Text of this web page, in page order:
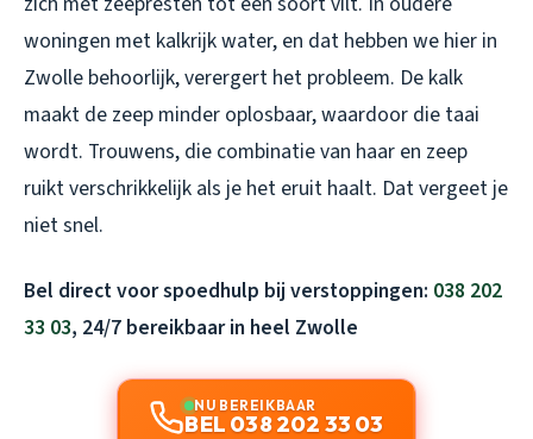
woningen met kalkrijk water, en dat hebben we hier in
Zwolle behoorlijk, verergert het probleem. De kalk
maakt de zeep minder oplosbaar, waardoor die taai
wordt. Trouwens, die combinatie van haar en zeep
ruikt verschrikkelijk als je het eruit haalt. Dat vergeet je
niet snel.
Bel direct voor spoedhulp bij verstoppingen: 038 202
33 03, 24/7 bereikbaar in heel Zwolle
NU BEREIKBAAR
BEL 038 202 33 03